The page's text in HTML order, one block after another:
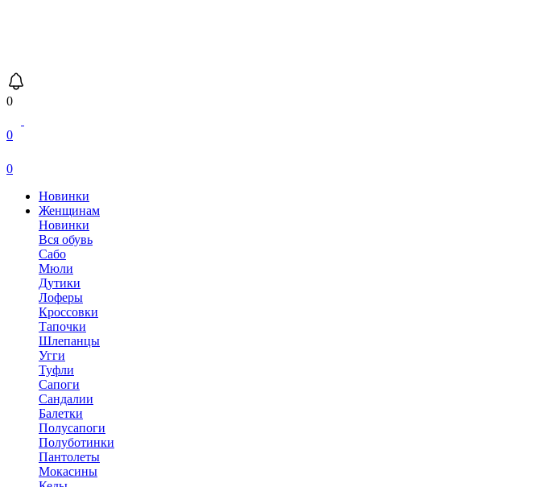
0
0
0
Новинки
Женщинам
Новинки
Вся обувь
Сабо
Мюли
Дутики
Лоферы
Кроссовки
Тапочки
Шлепанцы
Угги
Туфли
Сапоги
Сандалии
Балетки
Полусапоги
Полуботинки
Пантолеты
Мокасины